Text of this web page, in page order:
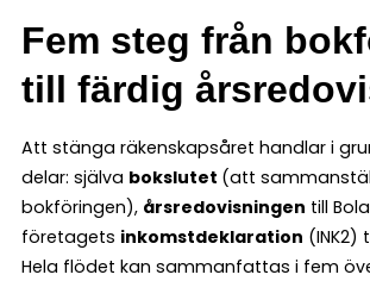
Fem steg från
till färdig
Att stänga räkenskapsåret handlar i
delar: själva bokslutet (att
bokföringen), årsredovisningen till
företagets inkomstdeklaration (INK2)
Hela flödet kan sammanfattas i fem